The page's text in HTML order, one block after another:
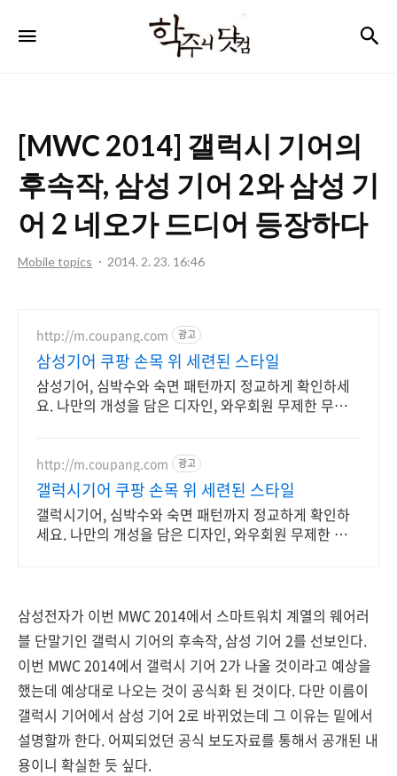
주
컴
[MWC 2014] 갤럭시 기어의
후속작, 삼성 기어 2와 삼성 기
어 2 네오가 드디어 등장하다
Mobile topics 2014. 2. 23. 16:46
http://m.coupang.com 광고
삼성기어 쿠팡 손목 위 세련된 스타일
삼성기어, 심박수와 숙면 패턴까지 정교하게 확인하세
요. 나만의 개성을 담은 디자인, 와우회원 무제한 무료배
http://m.coupang.com 광고
갤럭시기어 쿠팡 손목 위 세련된 스타일
갤럭시기어, 심박수와 숙면 패턴까지 정교하게 확인하
세요. 나만의 개성을 담은 디자인, 와우회원 무제한 무료
삼성전자가 이번 MWC 2014에서 스마트워치 계열의 웨어러
블 단말기인 갤럭시 기어의 후속작, 삼성 기어 2를 선보인다.
이번 MWC 2014에서 갤럭시 기어 2가 나올 것이라고 예상을
했는데 예상대로 나오는 것이 공식화 된 것이다. 다만 이름이
갤럭시 기어에서 삼성 기어 2로 바뀌었는데 그 이유는 밑에서
설명할까 한다. 어찌되었던 공식 보도자료를 통해서 공개된 내
용이니 확실한 듯 싶다.